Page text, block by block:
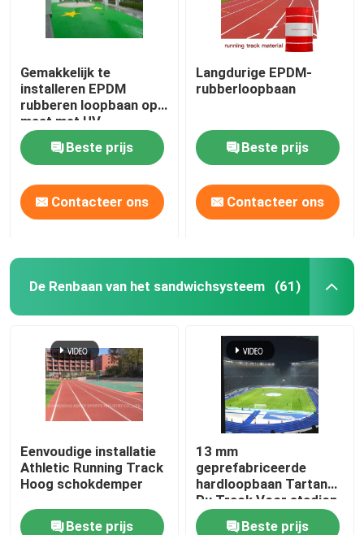
Pvc-Sporten het Vloeren
Gymnastiek Rubbermat
hybride loopbaan
Sport Rode klei
Gemakkelijk te
installeren EPDM
rubberen loopbaan op
maat met UV-
flexibiliteit
Beste prijs
Contacteer ons
Langdurige EPDM-
rubberloopbaan
Beste prijs
Contacteer ons
De Renbaan van het sandwichsysteem (61)
Eenvoudige installatie
Athletic Running Track
Hoog schokdemper
Beste prijs
13 mm
geprefabriceerde
hardloopbaan Tartan
Pu Track Voor stadion
en school
Beste prijs